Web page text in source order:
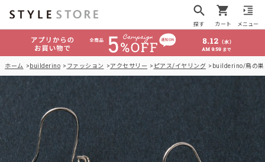
探す カート メニュー
ホーム builderino ファッション アクセサリー ピアス/イヤリング builderino/鳥の巣